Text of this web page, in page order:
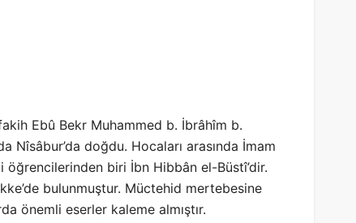
Ebû Bekr Muhammed b. İbrâhîm b.
Nîsâbur’da doğdu. Hocaları arasında İmam
öğrencilerinden biri İbn Hibbân el-Büstî’dir.
bulunmuştur. Müctehid mertebesine
önemli eserler kaleme almıştır.